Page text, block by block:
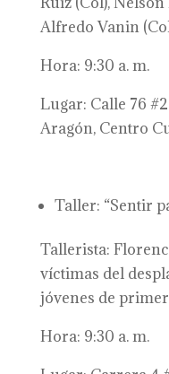
Alfredo Vanin
Hora: 9:30 a. m.
Lugar: Calle 76
Aragón, Centro
Taller: “Sentir
Tallerista:
víctimas del
jóvenes de
Hora: 9:30 a. m.